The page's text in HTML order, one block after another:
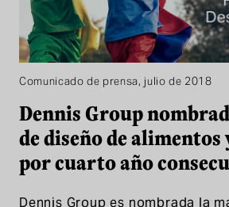
Comunicado de prensa, julio de 2018
Dennis Group
de diseño de alimentos
por cuarto año
Dennis Group es nombrada la